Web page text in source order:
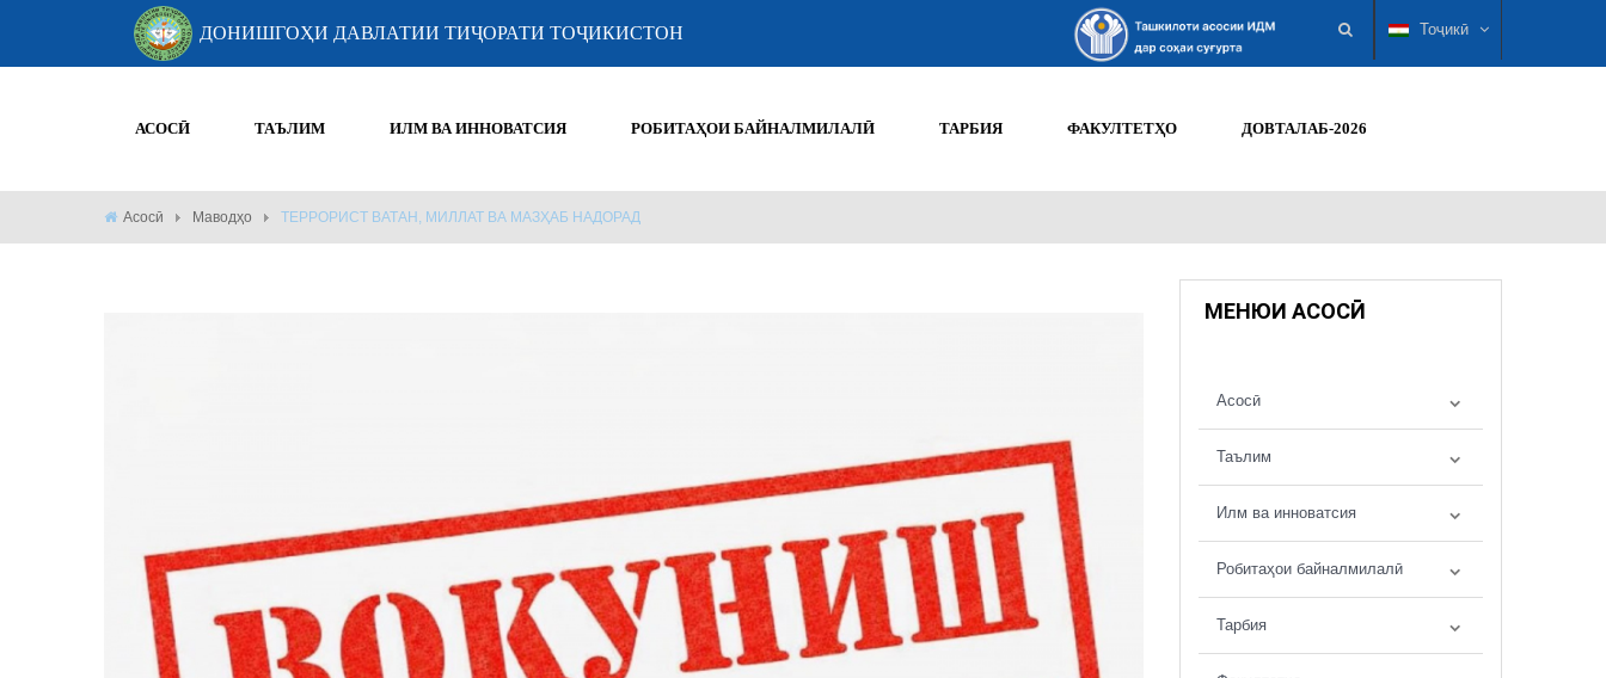
ДОНИШГОҲИ ДАВЛАТИИ ТИҶОРАТИ ТОҶИКИСТОН Тоҷикӣ
АСОСӢ ТАЪЛИМ ИЛМ ВА ИННОВАТСИЯ РОБИТАҲОИ БАЙНАЛМИЛАЛӢ ТАРБИЯ ФАКУЛТЕТҲО ДОВТАЛАБ-2026
Асосӣ Маводҳо ТЕРРОРИСТ ВАТАН, МИЛЛАТ ВА МАЗҲАБ НАДОРАД
МЕНЮИ АСОСӢ
Асосӣ
Таълим
Илм ва инноватсия
Робитаҳои байналмилалӣ
Тарбия